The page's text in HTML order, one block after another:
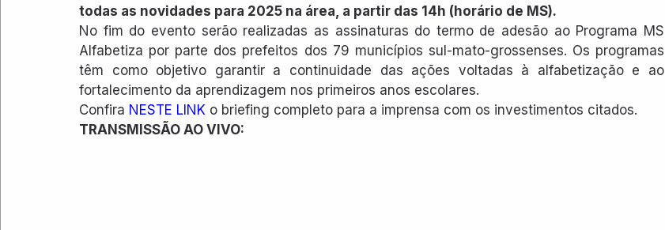
todas as novidades para 2025 na área, a partir das 14h (horário de MS).
No fim do evento serão realizadas as assinaturas do termo de adesão ao Programa MS
Alfabetiza por parte dos prefeitos dos 79 municípios sul-mato-grossenses. Os programas
têm como objetivo garantir a continuidade das ações voltadas à alfabetização e ao
fortalecimento da aprendizagem nos primeiros anos escolares.
Confira NESTE LINK o briefing completo para a imprensa com os investimentos citados.
TRANSMISSÃO AO VIVO: